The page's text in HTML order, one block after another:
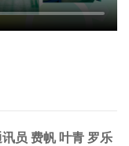
员 费帆 叶青 罗乐